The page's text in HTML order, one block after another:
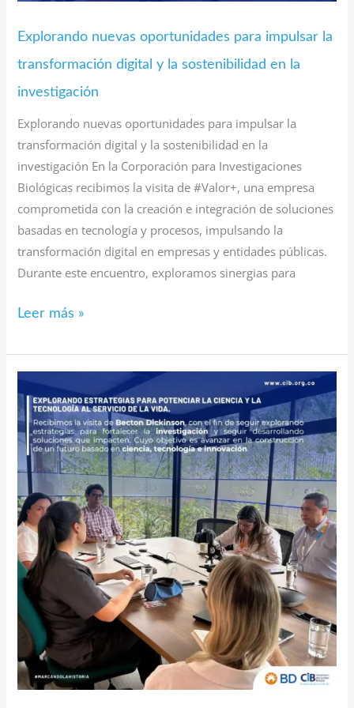
Explorando nuevas oportunidades para impulsar la
transformación digital y la sostenibilidad en la
investigación
Explorando nuevas oportunidades para impulsar la
transformación digital y la sostenibilidad en la
investigación En la Corporación para Investigaciones
Biológicas recibimos la visita de #Valor+, una empresa
comprometida con la creación e integración de soluciones
basadas en tecnología y procesos, impulsando la
transformación digital en empresas y entidades públicas.
Durante este encuentro, exploramos sinergias para
investigación
Leer más »
Explorando
estrategias
para
potenciar
ciencia
y
la
tecnología
al
servicio
de